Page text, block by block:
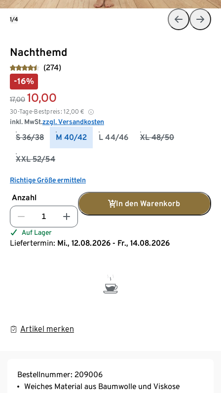
Nachthemd
(274)
-16%
17,00 10,00
30-Tage-Bestpreis: 12,00 €
inkl. MwSt.zzgl. Versandkosten
S 36/38 M 40/42 L 44/46 XL 48/50
XXL 52/54
Richtige Größe ermitteln
Anzahl
In den Warenkorb
Auf Lager
Liefertermin: Mi., 12.08.2026 - Fr., 14.08.2026
Artikel merken
1/4
Bestellnummer: 209006
Weiches Material aus Baumwolle und Viskose